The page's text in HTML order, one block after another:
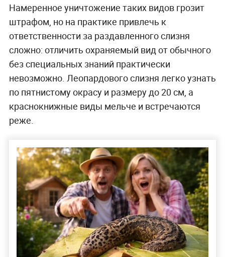
Намеренное уничтожение таких видов грозит
штрафом, но на практике привлечь к
ответственности за раздавленного слизня
сложно: отличить охраняемый вид от обычного
без специальных знаний практически
невозможно. Леопардового слизня легко узнать
по пятнистому окрасу и размеру до 20 см, а
краснокнижные виды мельче и встречаются
реже.